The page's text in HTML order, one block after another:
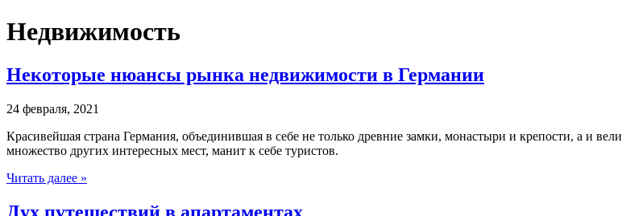
Недвижимость
Некоторые нюансы рынка недвижимости в Германии
24 февраля, 2021
Красивейшая страна Германия, объединившая в себе не только древние замки, монастыри и крепости, а и
множество других интересных мест, манит к себе туристов.
Читать далее »
Дух путешествий в апартаментах